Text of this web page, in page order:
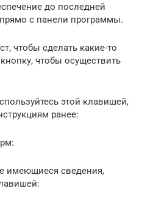
до последней
с панели программы.
чтобы сделать какие-то
чтобы осуществить
этой клавишей,
ранее:
имеющиеся сведения,